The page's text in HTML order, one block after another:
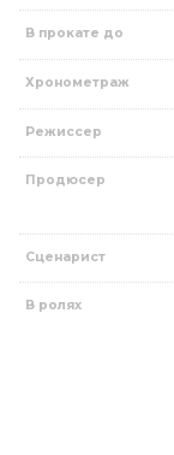
В прокате до
Хронометраж
Режиссер
Продюсер
Сценарист
В ролях